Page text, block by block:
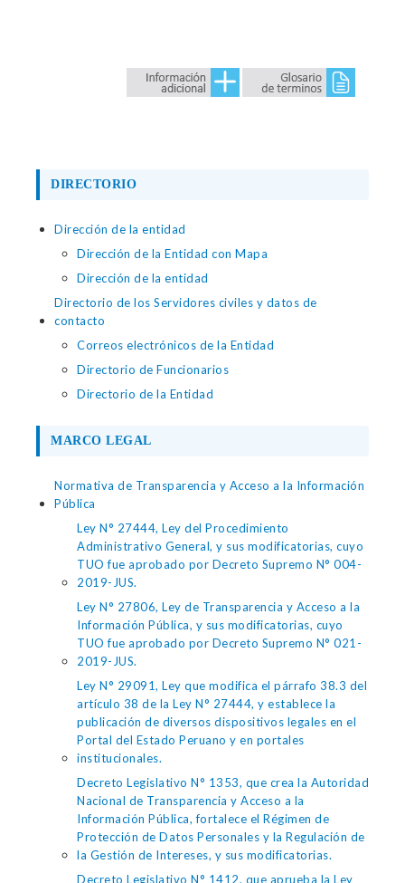
DIRECTORIO
Dirección de la entidad
Dirección de la Entidad con Mapa
Dirección de la entidad
Directorio de los Servidores civiles y datos de
contacto
Correos electrónicos de la Entidad
Directorio de Funcionarios
Directorio de la Entidad
MARCO LEGAL
Normativa de Transparencia y Acceso a la Información
Pública
Ley N° 27444, Ley del Procedimiento
Administrativo General, y sus modificatorias, cuyo
TUO fue aprobado por Decreto Supremo N° 004-
2019-JUS.
Ley N° 27806, Ley de Transparencia y Acceso a la
Información Pública, y sus modificatorias, cuyo
TUO fue aprobado por Decreto Supremo N° 021-
2019-JUS.
Ley N° 29091, Ley que modifica el párrafo 38.3 del
artículo 38 de la Ley N° 27444, y establece la
publicación de diversos dispositivos legales en el
Portal del Estado Peruano y en portales
institucionales.
Decreto Legislativo N° 1353, que crea la Autoridad
Nacional de Transparencia y Acceso a la
Información Pública, fortalece el Régimen de
Protección de Datos Personales y la Regulación de
la Gestión de Intereses, y sus modificatorias.
Decreto Legislativo N° 1412, que aprueba la Ley